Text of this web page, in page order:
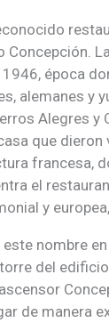
Concepción.
época
alemanes y
Alegres y
que dieron
francesa,
el
y
nombre
del
de manera